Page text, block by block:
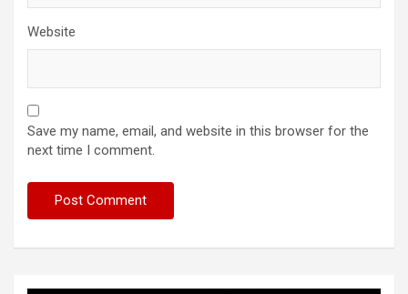
Website
Save my name, email, and website in this browser for the
next time I comment.